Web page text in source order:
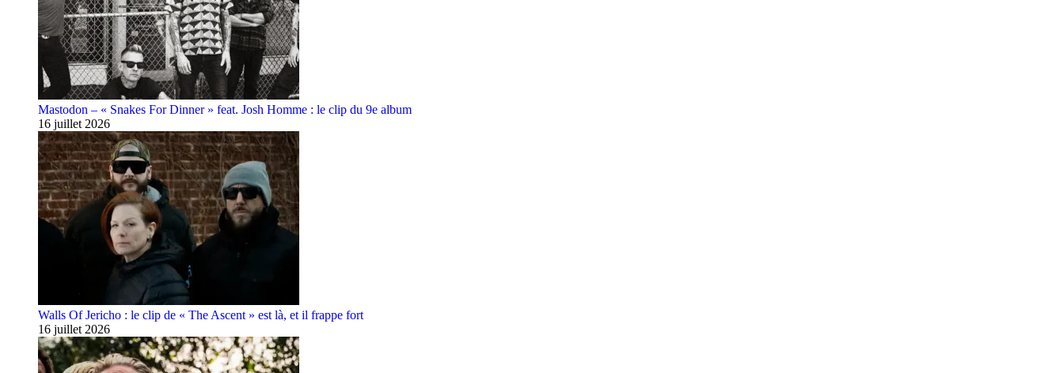
Mastodon – « Snakes For Dinner » feat. Josh Homme : le clip du 9e album
16 juillet 2026
Walls Of Jericho : le clip de « The Ascent » est là, et il frappe fort
16 juillet 2026